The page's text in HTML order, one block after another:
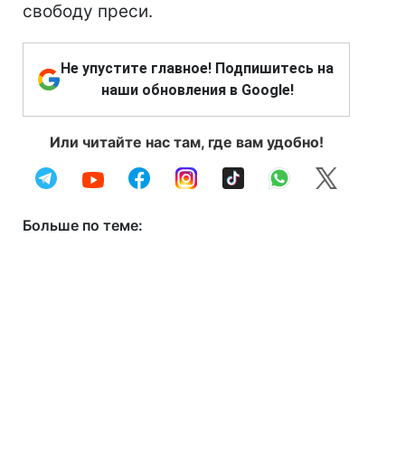
свободу преси.
Не упустите главное! Подпишитесь на
наши обновления в Google!
Или читайте нас там, где вам удобно!
Больше по теме: